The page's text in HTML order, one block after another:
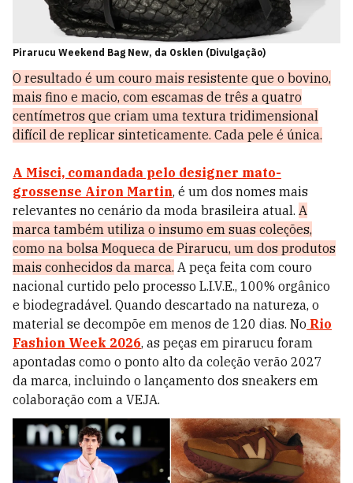
Pirarucu Weekend Bag New, da Osklen (Divulgação)
O resultado é um couro mais resistente que o bovino,
mais fino e macio, com escamas de três a quatro
centímetros que criam uma textura tridimensional
difícil de replicar sinteticamente. Cada pele é única.
A Misci, comandada pelo designer mato-
grossense Airon Martin, é um dos nomes mais
relevantes no cenário da moda brasileira atual. A
marca também utiliza o insumo em suas coleções,
como na bolsa Moqueca de Pirarucu, um dos produtos
mais conhecidos da marca. A peça feita com couro
nacional curtido pelo processo L.I.V.E., 100% orgânico
e biodegradável. Quando descartado na natureza, o
material se decompõe em menos de 120 dias. No Rio
Fashion Week 2026, as peças em pirarucu foram
apontadas como o ponto alto da coleção verão 2027
da marca, incluindo o lançamento dos sneakers em
colaboração com a VEJA.